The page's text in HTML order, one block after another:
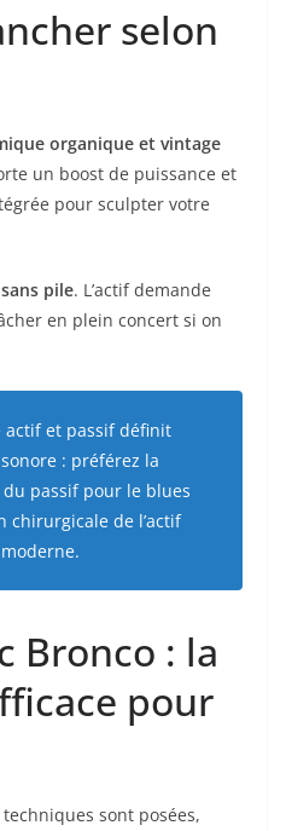
selon
organique et vintage
un boost de puissance et
pour sculpter votre
pile. L’actif demande
en plein concert si on
actif et passif définit
: préférez la
passif pour le blues
chirurgicale de l’actif
Bronco : la
pour
sont posées,